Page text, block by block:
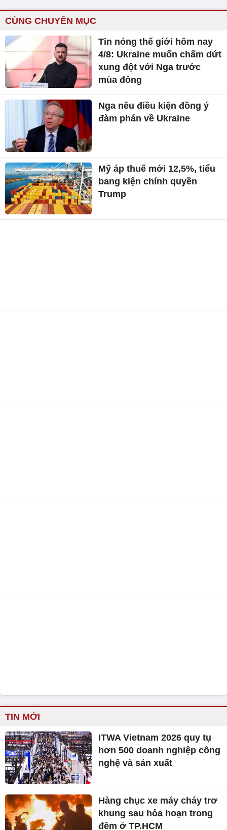
CÙNG CHUYÊN MỤC
Tin nóng thế giới hôm nay
4/8: Ukraine muốn chấm dứt
xung đột với Nga trước
mùa đông
Nga nêu điều kiện đồng ý
đàm phán về Ukraine
Mỹ áp thuế mới 12,5%, tiểu
bang kiện chính quyền
Trump
TIN MỚI
ITWA Vietnam 2026 quy tụ
hơn 500 doanh nghiệp công
nghệ và sản xuất
Hàng chục xe máy cháy trơ
khung sau hỏa hoạn trong
đêm ở TP.HCM